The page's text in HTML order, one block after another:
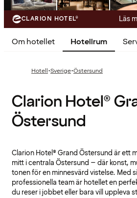
CLARION HOTEL® Läs
Om hotellet Hotellrum
Hotell·Sverige·Östersund
Clarion Hotel®
Östersund
Clarion Hotel® Grand Östersund är ett
mitt i centrala Östersund – där konst,
tonen för en minnesvärd vistelse. Med
professionella team är hotellet en
du reser i jobbet eller bara vill uppleva